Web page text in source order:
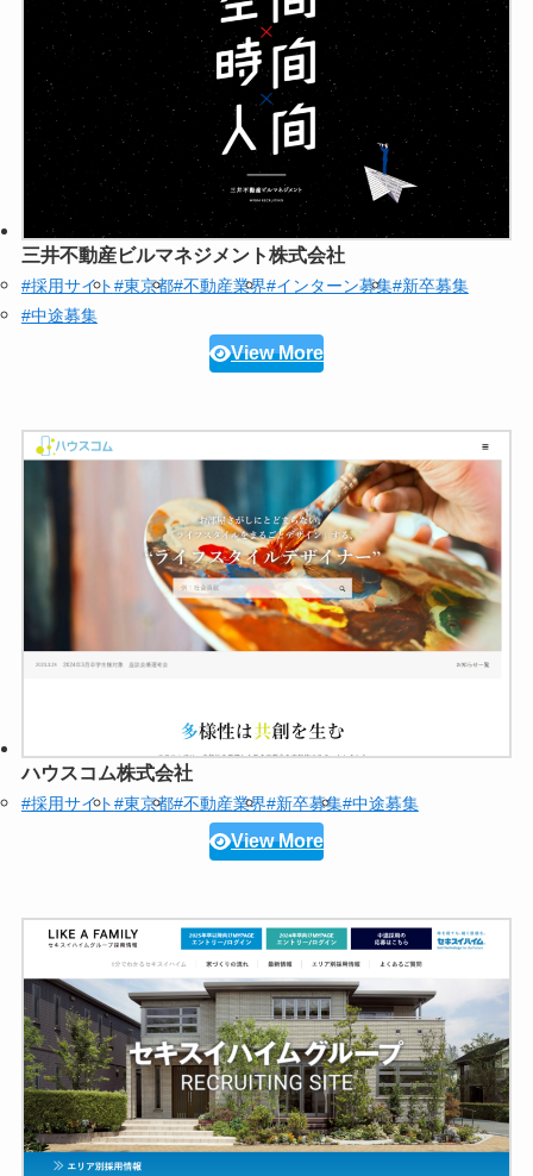
三井不動産ビルマネジメント株式会社
#採用サイト#東京都#不動産業界#インターン募集#新卒募集
#中途募集
View More
ハウスコム株式会社
#採用サイト#東京都#不動産業界#新卒募集#中途募集
View More